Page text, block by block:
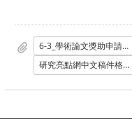
6-3_學術論文獎助申請表_109年起適用_-博後及博士生1130626.doc
研究亮點網中文稿件格式11110版.odt